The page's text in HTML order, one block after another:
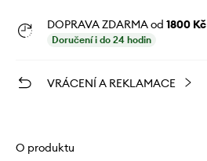
DOPRAVA ZDARMA od 1800 Kč
Doručení i do 24 hodin
VRÁCENÍ A REKLAMACE
O produktu